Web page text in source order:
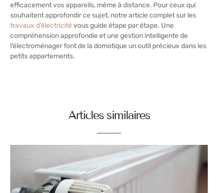
efficacement vos appareils, même à distance. Pour ceux qui
souhaitent approfondir ce sujet, notre article complet sur les
travaux d’électricité vous guide étape par étape. Une
compréhension approfondie et une gestion intelligente de
l’électroménager font de la domotique un outil précieux dans les
petits appartements.
Articles similaires